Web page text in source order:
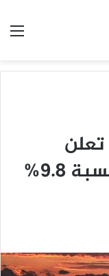
تعلن
ارتفاع أسعار الكهرباء بنسبة 9.8%